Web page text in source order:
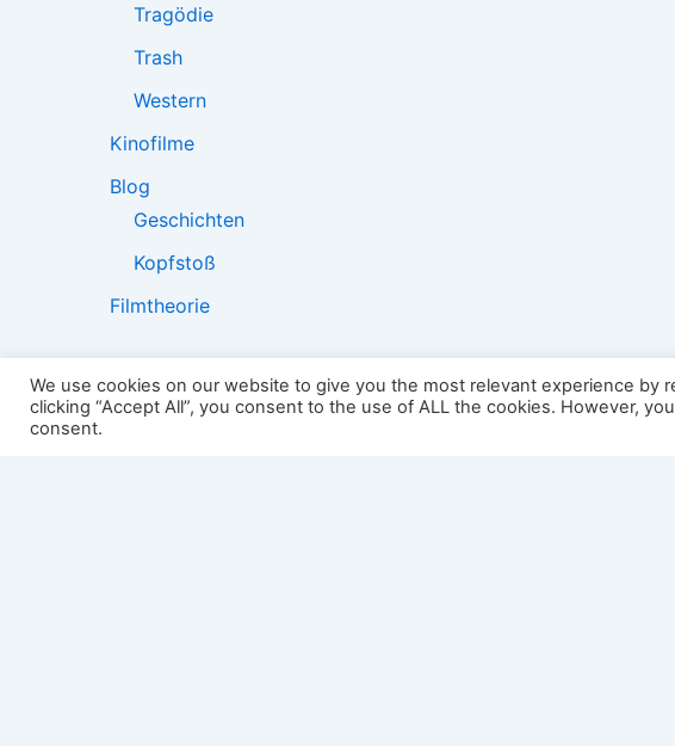
Tragödie
Trash
Western
Kinofilme
Blog
Geschichten
Kopfstoß
Filmtheorie
2501:
We use cookies on our website to give you the most relevant experience by
clicking “Accept All”, you consent to the use of ALL the cookies. However,
consent.